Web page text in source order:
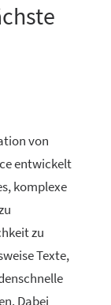
von
entwickelt
komplexe
zu
Texte,
Dabei